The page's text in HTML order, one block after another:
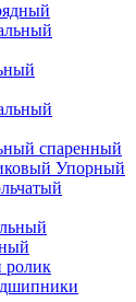
спаренный
Упорный